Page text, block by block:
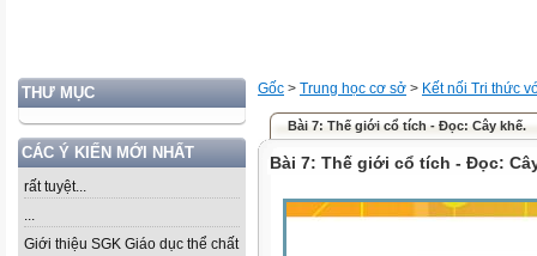
THƯ MỤC
CÁC Ý KIẾN MỚI NHẤT
rất tuyệt...
...
Giới thiệu SGK Giáo dục thể chất
Gốc > Trung học cơ sở > Kết nối Tri thức
Bài 7: Thế giới cổ tích - Đọc: Cây khế.
Bài 7: Thế giới cổ tích - Đọc: